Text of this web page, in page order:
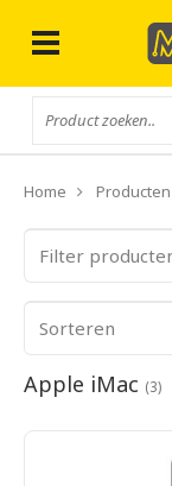
Home Producten
Filter
Sorteren
Apple iMac (3)